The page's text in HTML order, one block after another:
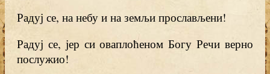
Радуј се, на небу и на земљи прослављени!
Радуј се, јер си оваплоћеном Богу Речи верно
послужио!